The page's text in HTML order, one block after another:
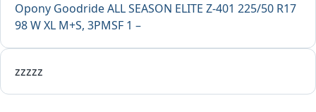
Opony Goodride ALL SEASON ELITE Z-401 225/50 R17
98 W XL M+S, 3PMSF 1 –
zzzzz